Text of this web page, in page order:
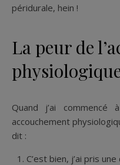
péridurale, hein !
La peur de
Quand j’ai
accouchement
dit :
C’est bien, j’ai pris